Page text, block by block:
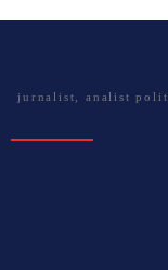
jurnalist, analist